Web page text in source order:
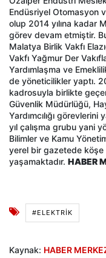
Endüsriyel Otomasyon
olup 2014 yılına kadar
görev devam etmiştir.
Malatya Birlik Vakfı
Vakfı Yağmur Der
Yardımlaşma ve
de yöneticilikler yaptı.
kadrosuyla birlikte
Güvenlik Müdürlüğü,
Yardımcılığı
yıl çalışma grubu yani
Bilimler ve Kamu
yerel bir gazetede köşe
yaşamaktadır. HABER
#ELEKTRIK
Kaynak: HABER